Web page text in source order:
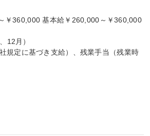
￥360,000 基本給￥260,000～￥360,000
12月）
規定に基づき支給）、残業手当（残業時